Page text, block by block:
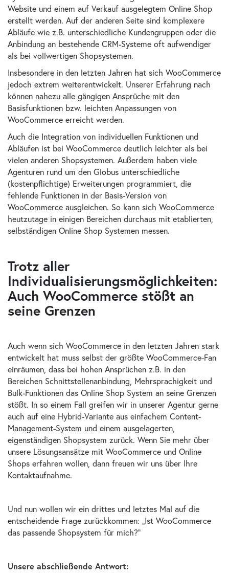
Website und einem auf Verkauf ausgelegtem Online Shop
erstellt werden. Auf der anderen Seite sind komplexere
Abläufe wie z.B. unterschiedliche Kundengruppen oder die
Anbindung an bestehende CRM-Systeme oft aufwendiger
als bei vollwertigen Shopsystemen.
Insbesondere in den letzten Jahren hat sich WooCommerce
jedoch extrem weiterentwickelt. Unserer Erfahrung nach
können nahezu alle gängigen Ansprüche mit den
Basisfunktionen bzw. leichten Anpassungen von
WooCommerce erreicht werden.
Auch die Integration von individuellen Funktionen und
Abläufen ist bei WooCommerce deutlich leichter als bei
vielen anderen Shopsystemen. Außerdem haben viele
Agenturen rund um den Globus unterschiedliche
(kostenpflichtige) Erweiterungen programmiert, die
fehlende Funktionen in der Basis-Version von
WooCommerce ausgleichen. So kann sich WooCommerce
heutzutage in einigen Bereichen durchaus mit etablierten,
selbständigen Online Shop Systemen messen.
Trotz aller
Individualisierungsmöglichkeiten:
Auch WooCommerce stößt an
seine Grenzen
Auch wenn sich WooCommerce in den letzten Jahren stark
entwickelt hat muss selbst der größte WooCommerce-Fan
einräumen, dass bei hohen Ansprüchen z.B. in den
Bereichen Schnittstellenanbindung, Mehrsprachigkeit und
Bulk-Funktionen das Online Shop System an seine Grenzen
stößt. In so einem Fall greifen wir in unserer Agentur gerne
auch auf eine Hybrid-Variante aus einfachem Content-
Management-System und einem ausgelagerten,
eigenständigen Shopsystem zurück. Wenn Sie mehr über
unsere Lösungsansätze mit WooCommerce und Online
Shops erfahren wollen, dann freuen wir uns über Ihre
Kontaktaufnahme.
Und nun wollen wir ein drittes und letztes Mal auf die
entscheidende Frage zurückkommen: „Ist WooCommerce
das passende Shopsystem für mich?“
Unsere abschließende Antwort: